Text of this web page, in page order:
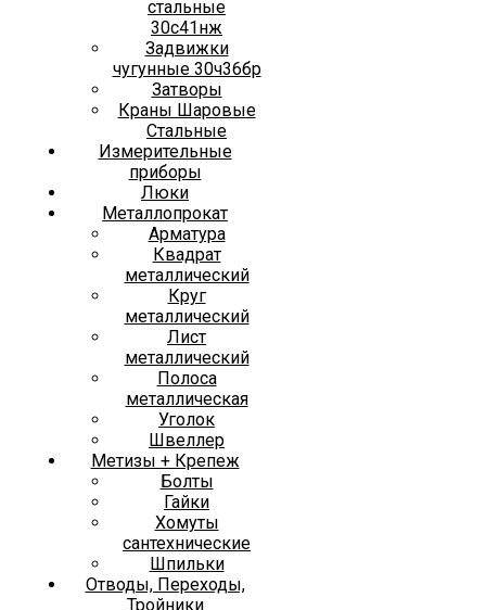
стальные
30с41нж
Задвижки
чугунные 30ч36бр
Затворы
Краны Шаровые
Стальные
Измерительные
приборы
Люки
Металлопрокат
Арматура
Квадрат
металлический
Круг
металлический
Лист
металлический
Полоса
металлическая
Уголок
Швеллер
Метизы + Крепеж
Болты
Гайки
Хомуты
сантехнические
Шпильки
Отводы, Переходы,
Тройники